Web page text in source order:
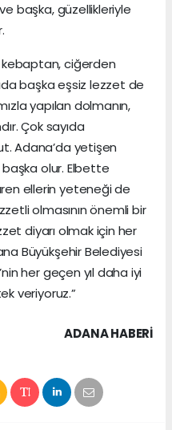
başka, güzellikleriyle
ciğerden
başka eşsiz lezzet de
yapılan dolmanın,
Çok sayıda
Adana’da yetişen
olur. Elbette
ellerin yeteneği de
olmasının önemli bir
diyarı olmak için her
Büyükşehir Belediyesi
her geçen yıl daha iyi
veriyoruz.”
ADANA HABERİ